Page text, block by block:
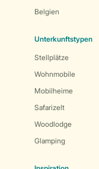
Belgien
Unterkunftstypen
Stellplätze
Wohnmobile
Mobilheime
Safarizelt
Woodlodge
Glamping